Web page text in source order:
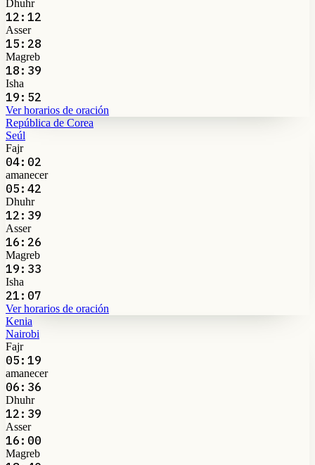
Dhuhr
12:12
Asser
15:28
Magreb
18:39
Isha
19:52
Ver horarios de oración
República de Corea
Seúl
Fajr
04:02
amanecer
05:42
Dhuhr
12:39
Asser
16:26
Magreb
19:33
Isha
21:07
Ver horarios de oración
Kenia
Nairobi
Fajr
05:19
amanecer
06:36
Dhuhr
12:39
Asser
16:00
Magreb